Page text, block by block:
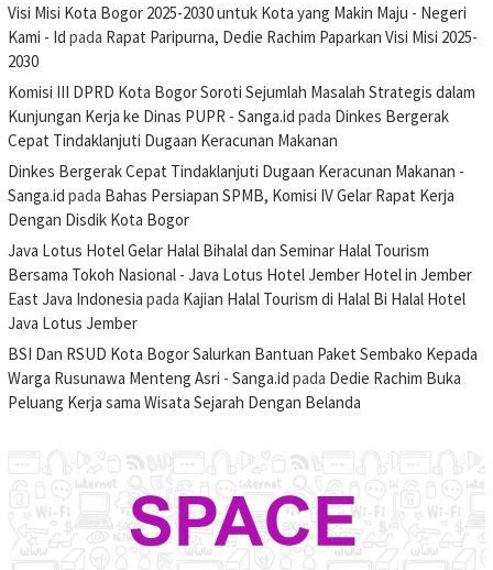
Visi Misi Kota Bogor 2025-2030 untuk Kota yang Makin Maju - Negeri
Kami - Id pada Rapat Paripurna, Dedie Rachim Paparkan Visi Misi 2025-
2030
Komisi III DPRD Kota Bogor Soroti Sejumlah Masalah Strategis dalam
Kunjungan Kerja ke Dinas PUPR - Sanga.id pada Dinkes Bergerak
Cepat Tindaklanjuti Dugaan Keracunan Makanan
Dinkes Bergerak Cepat Tindaklanjuti Dugaan Keracunan Makanan -
Sanga.id pada Bahas Persiapan SPMB, Komisi IV Gelar Rapat Kerja
Dengan Disdik Kota Bogor
Java Lotus Hotel Gelar Halal Bihalal dan Seminar Halal Tourism
Bersama Tokoh Nasional - Java Lotus Hotel Jember Hotel in Jember
East Java Indonesia pada Kajian Halal Tourism di Halal Bi Halal Hotel
Java Lotus Jember
BSI Dan RSUD Kota Bogor Salurkan Bantuan Paket Sembako Kepada
Warga Rusunawa Menteng Asri - Sanga.id pada Dedie Rachim Buka
Peluang Kerja sama Wisata Sejarah Dengan Belanda